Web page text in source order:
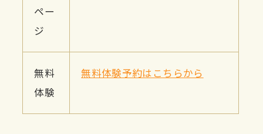
ペー
ジ
無料
体験
無料体験予約はこちらから